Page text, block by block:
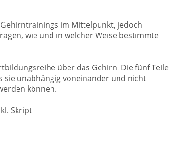
im Mittelpunkt, jedoch
wie und in welcher Weise bestimmte
über das Gehirn. Die fünf Teile
sie unabhängig voneinander und nicht
können.
Skript